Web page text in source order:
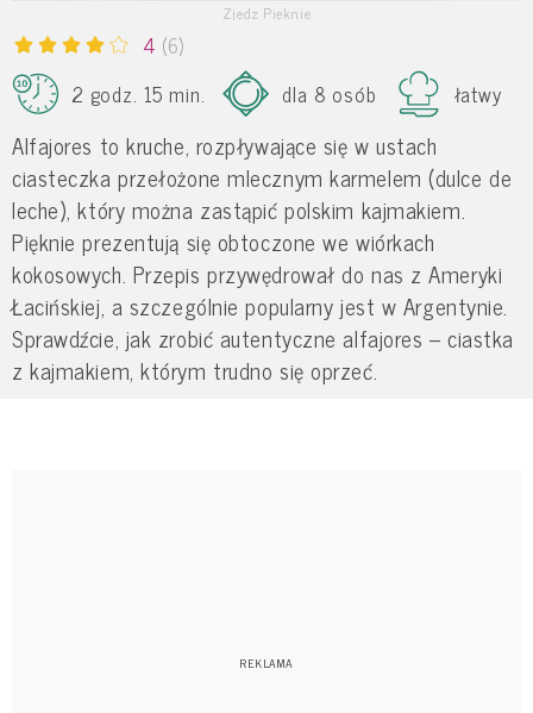
Zjedz Pięknie
4 (6)
2 godz. 15 min.
dla 8 osób łatwy
Alfajores to kruche, rozpływające się w ustach
ciasteczka przełożone mlecznym karmelem (dulce de
leche), który można zastąpić polskim kajmakiem.
Pięknie prezentują się obtoczone we wiórkach
kokosowych. Przepis przywędrował do nas z Ameryki
Łacińskiej, a szczególnie popularny jest w Argentynie.
Sprawdźcie, jak zrobić autentyczne alfajores – ciastka
z kajmakiem, którym trudno się oprzeć.